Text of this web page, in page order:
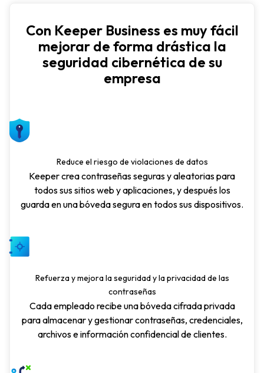
Con Keeper Business es muy fácil
mejorar de forma drástica la
seguridad cibernética de su
empresa
Reduce el riesgo de violaciones de datos
Keeper crea contraseñas seguras y aleatorias para
todos sus sitios web y aplicaciones, y después los
guarda en una bóveda segura en todos sus dispositivos.
Refuerza y mejora la seguridad y la privacidad de las
contraseñas
Cada empleado recibe una bóveda cifrada privada
para almacenar y gestionar contraseñas, credenciales,
archivos e información confidencial de clientes.